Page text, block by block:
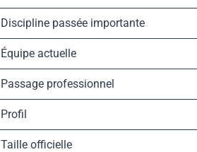
Discipline passée importante
Équipe actuelle
Passage professionnel
Profil
Taille officielle